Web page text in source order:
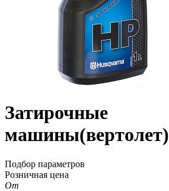
Затирочные
машины(вертолет)
Подбор параметров
Розничная цена
От